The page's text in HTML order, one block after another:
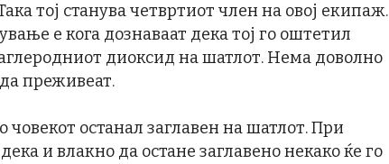
тој станува четвртиот член на овој екипаж.
е кога дознаваат дека тој го оштетил
диоксид на шатлот. Нема доволно
преживеат.
човекот останал заглавен на шатлот. При
и влакно да остане заглавено некако ќе го